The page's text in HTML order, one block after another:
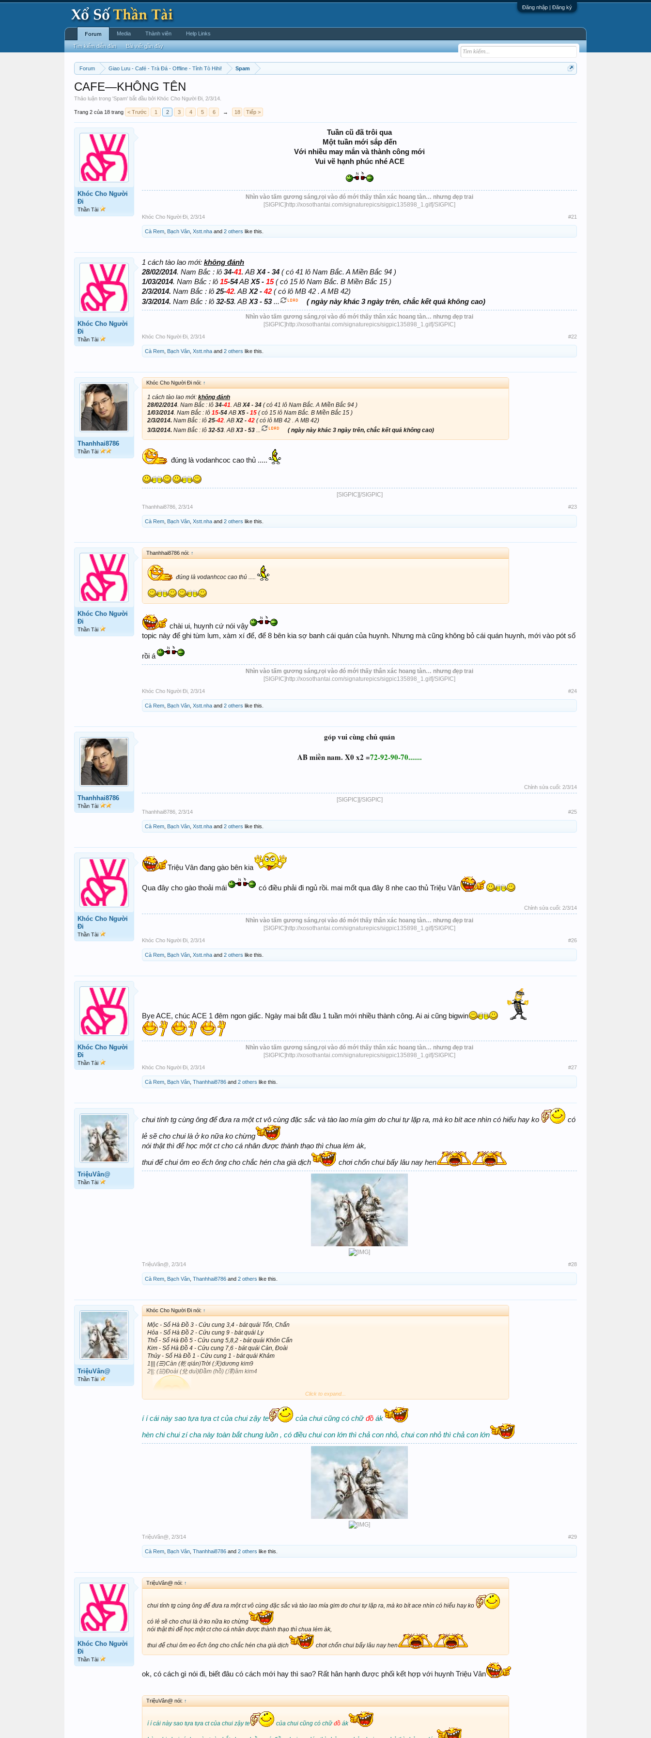
Đăng nhập | Đăng ký
Forum Giao Lưu - Café - Trà Đá - Offline - Tỉnh Tò Hihi! Spam
CAFE—KHÔNG TÊN
Thảo luận trong 'Spam' bắt đầu bởi Khóc Cho Người Đi 2/3/14
Trang 2 của 18 trang < Trước 1 2 3 4 5 6 → 18 Tiếp >
Khóc Cho Người
Đi
Thần Tài
Tuần cũ đã trôi qua
Một tuần mới sắp đến
Với nhiều may mắn và thành công mới
Vui vẽ hạnh phúc nhé ACE
Nhìn vào tấm gương sáng,rọi vào đó mới thấy thân xác hoang tàn… nhưng đẹp trai
[SIGPIC]http://xosothantai.com/signaturepics/sigpic135898_1.gif[/SIGPIC]​
Khóc Cho Người Đi 2/3/14 #21
Cà Rem Bạch Vân Xstt.nha and 2 others like this.
Khóc Cho Người
Đi
Thần Tài
1 cách tào lao mới: không đánh
28/02/2014. Nam Bắc : lô 34-41. AB X4 - 34 ( có 41 lô Nam Bắc. A Miền Bắc 94 )
1/03/2014. Nam Bắc : lô 15-54AB X5 - 15( có 15 lô Nam Bắc. B Miền Bắc 15 )
2/3/2014. Nam Bắc : lô 25-42. AB X2 -42( có lô MB 42 . A MB 42)
3/3/2014. Nam Bắc : lô 32-53. AB X3 - 53... ( ngày này khác 3 ngày trên, chắc kết quả không cao)
Nhìn vào tấm gương sáng,rọi vào đó mới thấy thân xác hoang tàn… nhưng đẹp trai
[SIGPIC]http://xosothantai.com/signaturepics/sigpic135898_1.gif[/SIGPIC]​
Khóc Cho Người Đi 2/3/14 #22
Cà Rem Bạch Vân Xstt.nha and 2 others like this.
Thanhhai8786
Thần Tài
Khóc Cho Người Đi nói: ↑
1 cách tào lao mới: không đánh
28/02/2014. Nam Bắc : lô 34-41. ABX4 - 34 ( có 41 lô Nam Bắc. A Miền Bắc 94 )
1/03/2014. Nam Bắc : lô 15-54ABX5 - 15 ( có 15 lô Nam Bắc. B Miền Bắc 15 )
2/3/2014. Nam Bắc : lô 25-42. ABX2 - 42 ( có lô MB 42 . A MB 42)
3/3/2014. Nam Bắc : lô 32-53. ABX3 - 53 ... ( ngày này khác 3 ngày trên, chắc kết quả không cao)
đúng là vodanhcoc cao thủ .....
[SIGPIC][/SIGPIC]​
Thanhhai8786 2/3/14 #23
Cà Rem Bạch Vân Xstt.nha and 2 others like this.
Khóc Cho Người
Đi
Thần Tài
Thanhhai8786 nói: ↑
đúng là vodanhcoc cao thủ .....
chài ui, huynh cứ nói vậy
topic này để ghi tùm lum, xàm xí đế, để 8 bên kia sợ banh cái quán của huynh. Nhưng mà cũng không bỏ cái quán huynh, mới vào pót số
rồi á
Nhìn vào tấm gương sáng,rọi vào đó mới thấy thân xác hoang tàn… nhưng đẹp trai
[SIGPIC]http://xosothantai.com/signaturepics/sigpic135898_1.gif[/SIGPIC]​
Khóc Cho Người Đi 2/3/14 #24
Cà Rem Bạch Vân Xstt.nha and 2 others like this.
Thanhhai8786
Thần Tài
góp vui cùng chủ quán
AB miền nam. X0 x2 =72-92-90-70.......
Chỉnh sửa cuối: 2/3/14
[SIGPIC][/SIGPIC]​
Thanhhai8786 2/3/14 #25
Cà Rem Bạch Vân Xstt.nha and 2 others like this.
Khóc Cho Người
Đi
Thần Tài
Triệu Vân đang gào bên kia
Qua đây cho gào thoải mái có điều phải đi ngủ rồi. mai mốt qua đây 8 nhe cao thủ Triệu Vân
Chỉnh sửa cuối: 2/3/14
Nhìn vào tấm gương sáng,rọi vào đó mới thấy thân xác hoang tàn… nhưng đẹp trai
[SIGPIC]http://xosothantai.com/signaturepics/sigpic135898_1.gif[/SIGPIC]​
Khóc Cho Người Đi 2/3/14 #26
Cà Rem Bạch Vân Xstt.nha and 2 others like this.
Khóc Cho Người
Đi
Thần Tài
Bye ACE, chúc ACE 1 đêm ngon giấc. Ngày mai bắt đầu 1 tuần mới nhiều thành công. Ai ai cũng bigwin
Nhìn vào tấm gương sáng,rọi vào đó mới thấy thân xác hoang tàn… nhưng đẹp trai
[SIGPIC]http://xosothantai.com/signaturepics/sigpic135898_1.gif[/SIGPIC]​
Khóc Cho Người Đi 2/3/14 #27
Cà Rem Bạch Vân Thanhhai8786 and 2 others like this.
TriệuVân@
Thần Tài
chui tính tg cùng ông để đưa ra một ct vô cùng đặc sắc và tào lao mía gim do chui tự lặp ra, mà ko bít ace nhìn có hiểu hay ko có
lẻ sẽ cho chui là ở ko nữa ko chừng
nói thật thì để học một ct cho cá nhân được thành thạo thì chua lém àk,
thui để chui ôm eo ếch ông cho chắc hén cha già dịch chơi chốn chui bấy lâu nay hen
TriệuVân@ 2/3/14 #28
Cà Rem Bạch Vân Thanhhai8786 and 2 others like this.
TriệuVân@
Thần Tài
Khóc Cho Người Đi nói: ↑
Mộc - Số Hà Đồ 3 - Cửu cung 3,4 - bát quái Tốn, Chấn
Hỏa - Số Hà Đồ 2 - Cửu cung 9 - bát quái Ly
Thổ - Số Hà Đồ 5 - Cửu cung 5,8,2 - bát quái Khôn Cấn
Kim - Số Hà Đồ 4 - Cửu cung 7,6 - bát quái Càn, Đoài
Thủy - Số Hà Đồ 1 - Cửu cung 1 - bát quái Khảm
1||| (☰)Càn (乾qián)Trời (天)dương kim9
2||: (☱)Đoài (兌duì)Đầm (hồ) (澤)âm kim4
)Hỏa (lửa) (火)âm hỏa7
4|:: (☳)Chấn (震zhèn)Sấm (雷)dương mộc2
7:
8::: (☷)Khôn (坤kūn)Đất (地)âm thổ3
Click to expand...
í í cái này sao tựa tựa ct của chui zậy te của chui cũng có chữđồ ák
hèn chi chui zí cha này toàn bắt chung luồn , có điều chui con lớn thì chả con nhỏ, chui con nhỏ thì chả con lớn
TriệuVân@ 2/3/14 #29
Cà Rem Bạch Vân Thanhhai8786 and 2 others like this.
Khóc Cho Người
Đi
Thần Tài
TriệuVân@ nói: ↑
chui tính tg cùng ông để đưa ra một ct vô cùng đặc sắc và tào lao mía gim do chui tự lặp ra, mà ko bít ace nhìn có hiểu hay ko
có lẻ sẽ cho chui là ở ko nữa ko chừng
nói thật thì để học một ct cho cá nhân được thành thạo thì chua lém àk,
thui để chui ôm eo ếch ông cho chắc hén cha già dịch chơi chốn chui bấy lâu nay hen
ok, có cách gì nói đi, biết đâu có cách mới hay thì sao? Rất hân hạnh được phối kết hợp với huynh Triệu Vân
TriệuVân@ nói: ↑
í í cái này sao tựa tựa ct của chui zậy te của chui cũng có chữđồ ák
Forum
Tìm kiếm diễn đàn Bài viết gần đây
Media Thành viên Help Links